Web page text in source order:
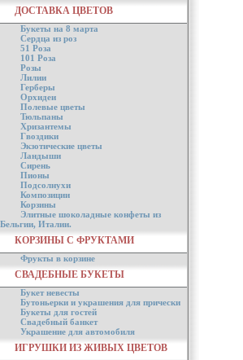
ДОСТАВКА ЦВЕТОВ
Букеты на 8 марта
Сердца из роз
51 Роза
101 Роза
Розы
Лилии
Герберы
Орхидеи
Полевые цветы
Тюльпаны
Хризантемы
Гвоздики
Экзотические цветы
Ландыши
Сирень
Пионы
Подсолнухи
Композиции
Корзины
Элитные шоколадные конфеты из
Бельгии, Италии.
КОРЗИНЫ С ФРУКТАМИ
Фрукты в корзине
СВАДЕБНЫЕ БУКЕТЫ
Букет невесты
Бутоньерки и украшения для прически
Букеты для гостей
Свадебный банкет
Украшение для автомобиля
ИГРУШКИ ИЗ ЖИВЫХ ЦВЕТОВ